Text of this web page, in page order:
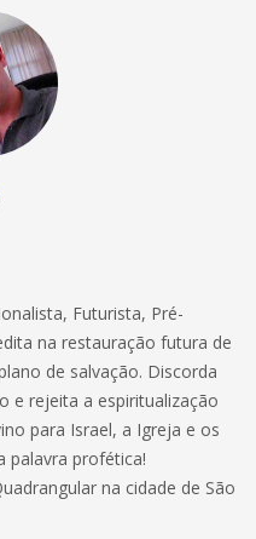
Futurista, Pré-
na restauração futura de
de salvação. Discorda
e rejeita a espiritualização
para Israel, a Igreja e os
palavra profética!
na cidade de São